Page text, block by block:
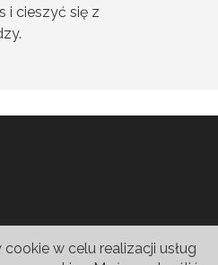
i cieszyć się z
w celu realizacji usług